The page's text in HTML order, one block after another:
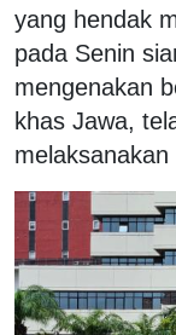
yang hendak
pada Senin
mengenakan
khas Jawa,
melaksanakan